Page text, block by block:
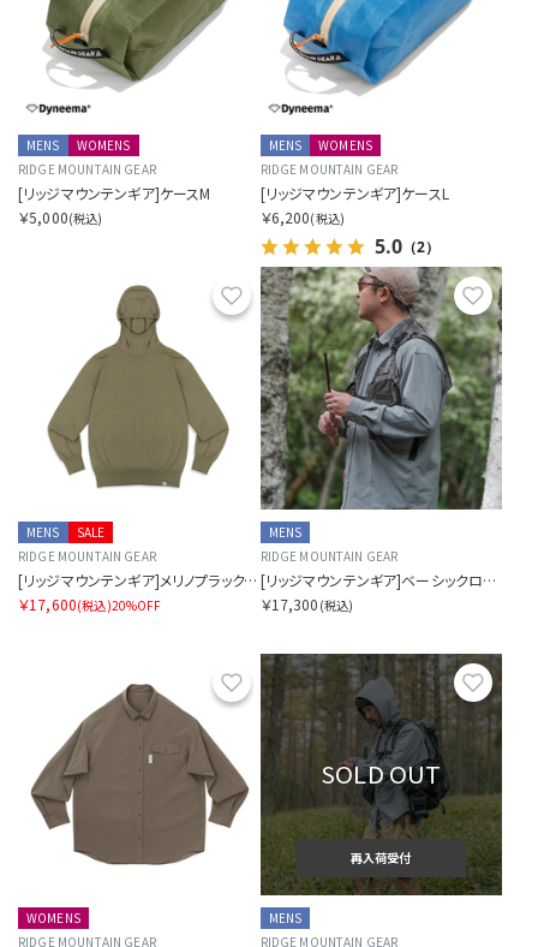
MENS
WOMENS
RIDGE MOUNTAIN GEAR
[リッジマウンテンギア]ケースM
￥5,000(税込)
MENS
WOMENS
RIDGE MOUNTAIN GEAR
[リッジマウンテンギア]ケースL
￥6,200(税込)
5.0（2）
お気に入り
SALE
MENS
RIDGE MOUNTAIN GEAR
[リッジマウンテンギア]メリノプラックスフーデッドセーター (メンズ)
￥17,600(税込)20%OFF
お気
MENS
RIDGE MOUNTAIN GEAR
[リッジマウンテンギア]ベーシックロングスリーブシャツ（メンズ）
￥17,300 (税込)
お気に入り
WOMENS
RIDGE MOUNTAIN GEAR
お気
SOLD OUT
再入荷受付
MENS
RIDGE MOUNTAIN GEAR